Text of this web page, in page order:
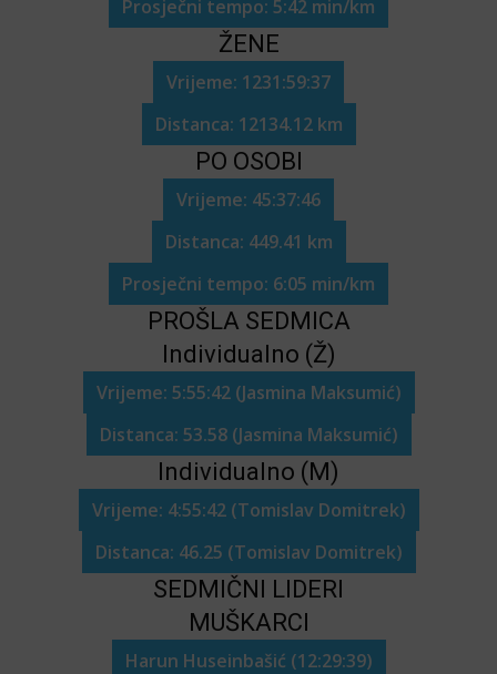
Prosječni tempo: 5:42 min/km
ŽENE
Vrijeme: 1231:59:37
Distanca: 12134.12 km
PO OSOBI
Vrijeme: 45:37:46
Distanca: 449.41 km
Prosječni tempo: 6:05 min/km
PROŠLA SEDMICA
Individualno (Ž)
Vrijeme: 5:55:42 (Jasmina Maksumić)
Distanca: 53.58 (Jasmina Maksumić)
Individualno (M)
Vrijeme: 4:55:42 (Tomislav Domitrek)
Distanca: 46.25 (Tomislav Domitrek)
SEDMIČNI LIDERI
MUŠKARCI
Harun Huseinbašić (12:29:39)